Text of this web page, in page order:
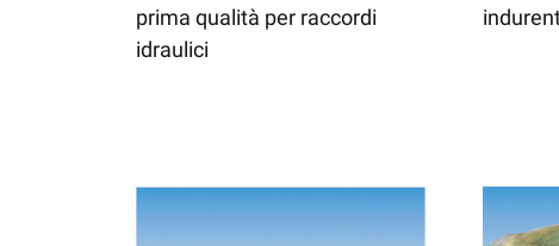
prima qualità per raccordi
idraulici